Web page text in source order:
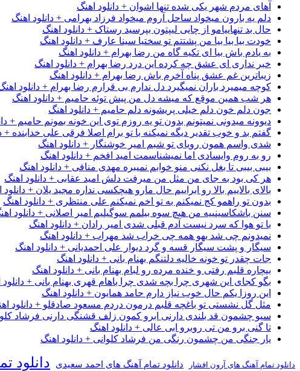
آهای مردم شهر یکی شده تنها اشوان + دانلود اهنگ
دلم یه بارون میخواد ساحل آروم میخواد فرزاد بهرامی + دانلود اهنگ
حال بد تنهاییامو از چایی لیپتون بپرسید رستاک + دانلود اهنگ
خودت بیا بیا بیا من پشتتم تو سختیا سینا عارف + دانلود اهنگ
به یادم باش بیا ای تکیه گاه من رضا بهرام + دانلود اهنگ
خبر نداری ای عشق چه کرده این درد رضا بهرام + دانلود اهنگ
زیباترین غم عشق پناه آخرم باش رضا بهرام + دانلود اهنگ
کوچه میمیرد باران نمیگیرد دل ندارم بی قرارم رضا بهرام + دانلود
هر شب همین موقع که میشه دل من پیش توئه حامیم + دانلود اهنگ
جون دلم خون دلم خیلی پریشونه دلم حامیم + دانلود اهنگ
دیوونه میدونی نمیتونم بدون تو یه روزم توی این خونه بمونم حامیم +
گفتم بد و خوب تقدیر دیگه نمیکنه با تو برام اصلا فرقی علی خدابنده +
شدی واسم همون رویای تو شبم امیر خوشنگار + دانلود اهنگ
رو به روم وایسادی اما نمیشناسمت امید افخم + دانلود اهنگ
بیبی بیبی تا بغل نکنی منو خوابم نمیبره مهدی منافی + دانلود اهنگ
هر کی بود به جای من مثل من میرفت دلش امید عقابی + دانلود اهنگ
بالای بالاییم بالا رو ابراییم حال مارو هیچکسی نداره مجید یلان + دانلود
بدون تو راهمو کج نمیکنم به تو اخم نمیکنم علی منتظری + دانلود اهنگ
سنن باشکاسینییه من هیچ سوه بیلمم سوگیلیم امیر اصلانی + دانلود
با تو هوا که سرد نیست آدم قبلی شدی امیر رادان + دانلود اهنگ
نمیدونم چی شد یهو همه چی خراب شد مهراب + دانلود اهنگ
سیگار و پشت سیگار قسه و گرد دیوار علی احمدیانی + دانلود اهنگ
جات چقدر تو خونه خالیه دلتنگم بهنام بانی + دانلود اهنگ
بیچاره قلبم رفتی و خنده مرده رو لبام بهنام بانی + دانلود اهنگ
بگو کجای این شهری چرا بچه شدی چرا باهام قهری بهنام بانی + دانلود
این روزا یکم حال خوب نیاز دارم حامد همایون + دانلود اهنگ
مثل گل نشستی تو باغچه قلبم درمون دردم مسعود صادقلو + دانلود
سیو چشمون قد بلندی دارنی ابرو کمون زلف قشنگی دارنی فرشاد
تا گنی برو من تی روبرو ابی عالی + دانلود اهنگ
یار جنگی من چشمون رنگی من فرشاد کلوانی + دانلود اهنگ
دانلود تمام آهنگ های آرون افشار دانلود تمام آهنگ های احمد سعیدی دانلود